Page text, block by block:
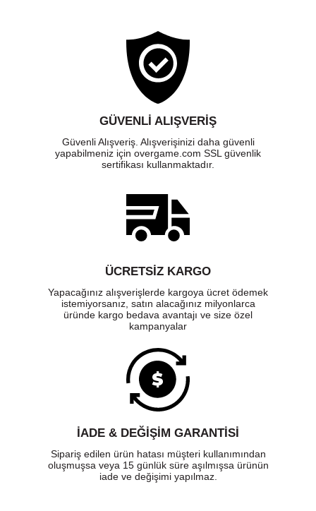
GÜVENLI ALIŞVERIŞ
Güvenli Alışveriş. Alışverişinizi daha güvenli
yapabilmeniz için overgame.com SSL güvenlik
sertifikası kullanmaktadır.
ÜCRETSIZ KARGO
Yapacağınız alışverişlerde kargoya ücret ödemek
istemiyorsanız, satın alacağınız milyonlarca
üründe kargo bedava avantajı ve size özel
kampanyalar
İADE & DEĞİŞİM GARANTİSİ
Sipariş edilen ürün hatası müşteri kullanımından
oluşmuşsa veya 15 günlük süre aşılmışsa ürünün
iade ve değişimi yapılmaz.